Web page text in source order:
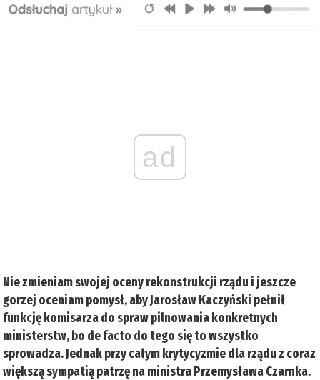
ad
Nie zmieniam swojej oceny rekonstrukcji rządu i jeszcze
gorzej oceniam pomysł, aby Jarosław Kaczyński pełnił
funkcję komisarza do spraw pilnowania konkretnych
ministerstw, bo de facto do tego się to wszystko
sprowadza. Jednak przy całym krytycyzmie dla rządu z coraz
większą sympatią patrzę na ministra Przemysława Czarnka.